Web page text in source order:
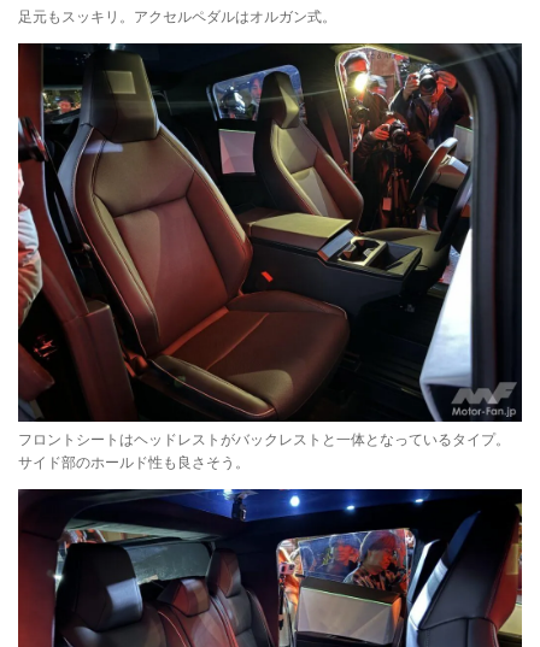
足元もスッキリ。アクセルペダルはオルガン式。
フロントシートはヘッドレストがバックレストと一体となっているタイプ。
サイド部のホールド性も良さそう。